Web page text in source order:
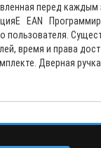
перед каждым
EAN
пользователя.
время и права
Дверная ручка